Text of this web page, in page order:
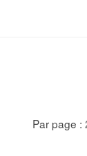
Par page :